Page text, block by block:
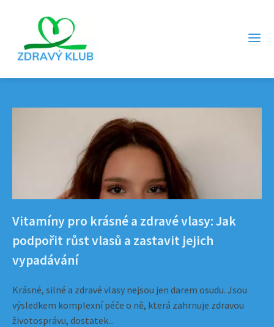
Vitamíny pro krásné a zdravé vlasy: Jak
podpořit růst vlasů a zastavit jejich
vypadávání
Krásné, silné a zdravé vlasy nejsou jen darem osudu. Jsou
výsledkem komplexní péče o ně, která zahrnuje zdravou
životosprávu, dostatek...